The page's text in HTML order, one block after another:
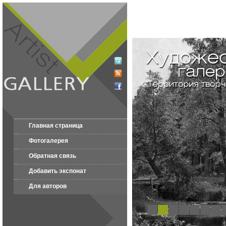
Главная страница
Фотогалерея
Обратная связь
Добавить экспонат
Для авторов